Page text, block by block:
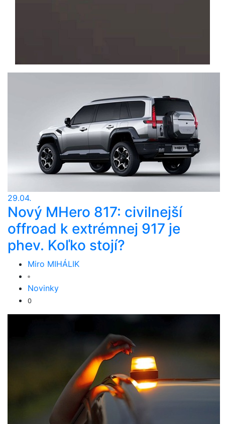
29.04.
Nový MHero 817: civilnejší
offroad k extrémnej 917 je
phev. Koľko stojí?
Miro MIHÁLIK
Novinky
0